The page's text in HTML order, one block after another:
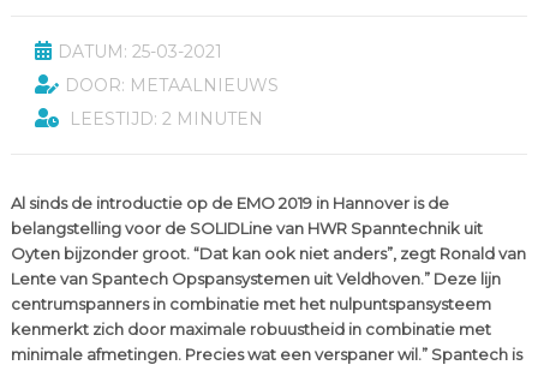
DATUM: 25-03-2021
DOOR: METAALNIEUWS
LEESTIJD: 2 MINUTEN
Al sinds de introductie op de EMO 2019 in Hannover is de
belangstelling voor de SOLIDLine van HWR Spanntechnik uit
Oyten bijzonder groot. “Dat kan ook niet anders”, zegt Ronald van
Lente van Spantech Opspansystemen uit Veldhoven.” Deze lijn
centrumspanners in combinatie met het nulpuntspansysteem
kenmerkt zich door maximale robuustheid in combinatie met
minimale afmetingen. Precies wat een verspaner wil.” Spantech is